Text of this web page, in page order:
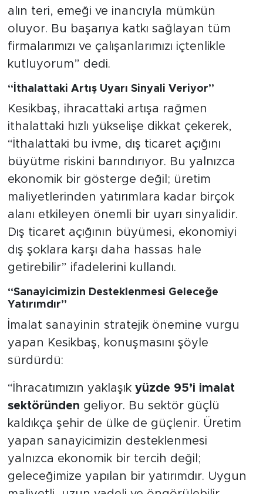
alın teri, emeği ve inancıyla mümkün
oluyor. Bu başarıya katkı sağlayan tüm
firmalarımızı ve çalışanlarımızı içtenlikle
kutluyorum” dedi.
“İthalattaki Artış Uyarı Sinyali Veriyor”
Kesikbaş, ihracattaki artışa rağmen
ithalattaki hızlı yükselişe dikkat çekerek,
“İthalattaki bu ivme, dış ticaret açığını
büyütme riskini barındırıyor. Bu yalnızca
ekonomik bir gösterge değil; üretim
maliyetlerinden yatırımlara kadar birçok
alanı etkileyen önemli bir uyarı sinyalidir.
Dış ticaret açığının büyümesi, ekonomiyi
dış şoklara karşı daha hassas hale
getirebilir” ifadelerini kullandı.
“Sanayicimizin Desteklenmesi Geleceğe
Yatırımdır”
İmalat sanayinin stratejik önemine vurgu
yapan Kesikbaş, konuşmasını şöyle
sürdürdü:
“İhracatımızın yaklaşık yüzde 95’i imalat
sektöründen geliyor. Bu sektör güçlü
kaldıkça şehir de ülke de güçlenir. Üretim
yapan sanayicimizin desteklenmesi
yalnızca ekonomik bir tercih değil;
geleceğimize yapılan bir yatırımdır. Uygun